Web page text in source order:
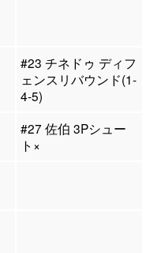
#23 チネドゥ ディフ
ェンスリバウンド(1-
4-5)
#27 佐伯 3Pシュー
ト×